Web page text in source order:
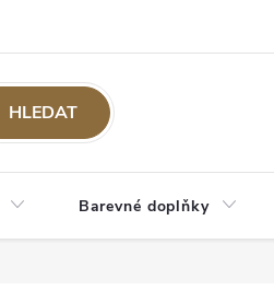
HLEDAT
Barevné doplňky